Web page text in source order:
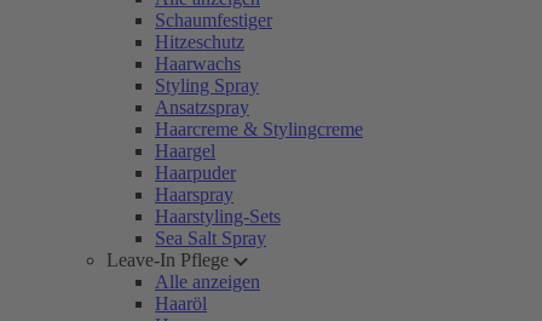
Schaumfestiger
Hitzeschutz
Haarwachs
Styling Spray
Ansatzspray
Haarcreme & Stylingcreme
Haargel
Haarpuder
Haarspray
Haarstyling-Sets
Sea Salt Spray
Leave-In Pflege
Alle anzeigen
Haaröl